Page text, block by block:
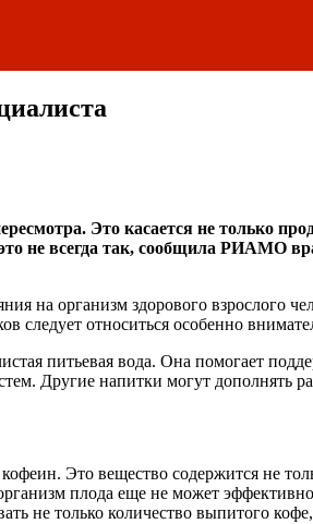
Это касается не только
не всегда так, сообщила РИАМО
на организм здорового взрослого
следует относиться особенно
питьевая вода. Она помогает
Другие напитки могут
Это вещество содержится не
плода еще не может
не только количество выпитого